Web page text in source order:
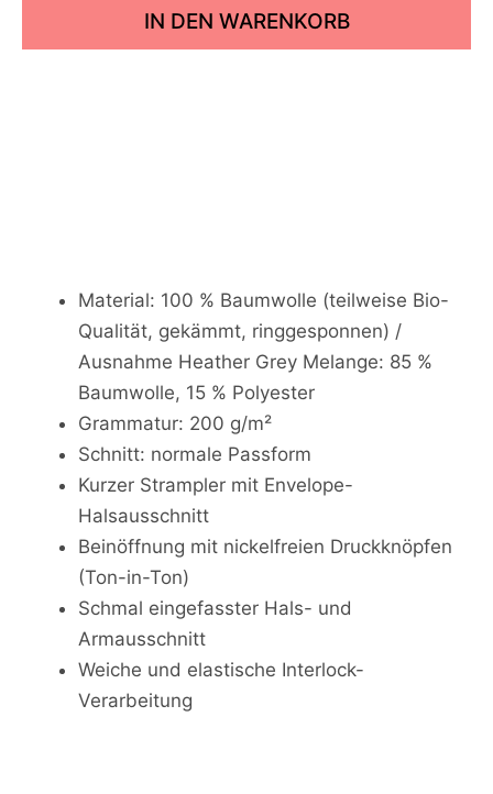
IN DEN WARENKORB
Material: 100 % Baumwolle (teilweise Bio-
Qualität, gekämmt, ringgesponnen) /
Ausnahme Heather Grey Melange: 85 %
Baumwolle, 15 % Polyester
Grammatur: 200 g/m²
Schnitt: normale Passform
Kurzer Strampler mit Envelope-
Halsausschnitt
Beinöffnung mit nickelfreien Druckknöpfen
(Ton-in-Ton)
Schmal eingefasster Hals- und
Armausschnitt
Weiche und elastische Interlock-
Verarbeitung